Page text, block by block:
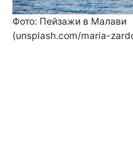
Фото: Пейзажи в Малави
(unsplash.com/maria-